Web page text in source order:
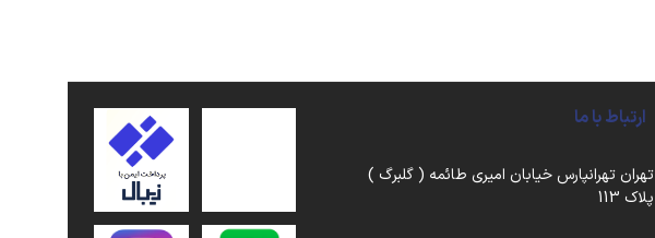
ارتباط با ما
تهران تهرانپارس خیابان امیری طائمه ( گلبرگ )
پلاک 113